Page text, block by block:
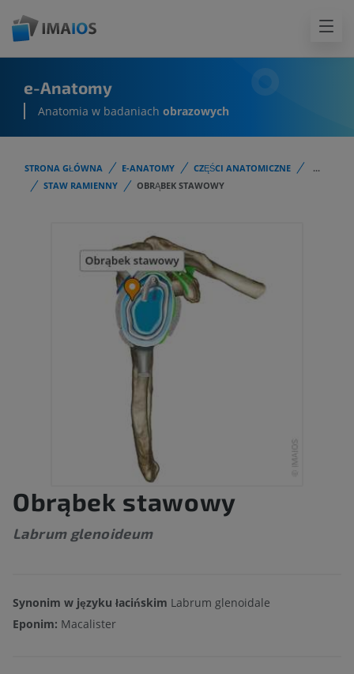
e-Anatomy
Anatomia w badaniach obrazowych
STRONA GŁÓWNA E-ANATOMY CZĘŚCI ANATOMICZNE
...
STAW RAMIENNY
OBRĄBEK STAWOWY
Obrąbek stawowy
Labrum glenoideum
Synonim w języku łacińskim Labrum glenoidale
Eponim: Macalister